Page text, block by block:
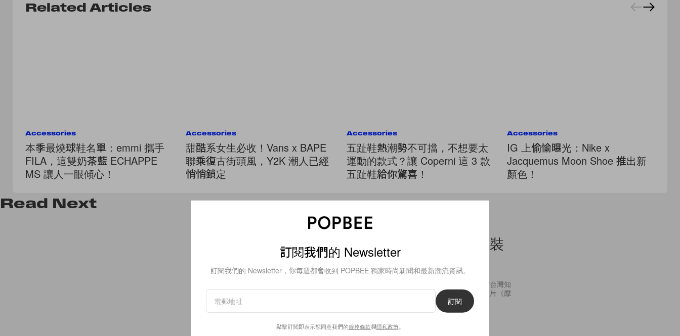
Related Articles
Accessories
本季最燒球鞋名單：emmi 攜手
FILA，這雙奶茶藍 ECHAPPE
MS 讓人一眼傾心！
Accessories
甜酷系女生必收！Vans x BAPE
聯乘復古街頭風，Y2K 潮人已經
悄悄鎖定
Accessories
五趾鞋熱潮勢不可擋，不想要太
運動的款式？讓 Coperni 這 3 款
五趾鞋給你驚喜！
Accessories
IG 上偷愉曝光：Nike x
Jacquemus Moon Shoe 推出新
顏色！
Read Next
可帥氣也可仙氣！這個新崛起的大熱女裝
品牌，幕後設計者竟是昆凌！
大部分例子是女星結婚後淡出螢光幕在家相夫教子，不過周杰倫的妻子、也是台灣知
名女星的昆凌則是反著來，結婚之後反而更加忙碌，不但先是參演了荷里活大片《摩
訂閱我們的 Newsletter
訂閱我們的 Newsletter，你每週都會收到 POPBEE 獨家時尚新聞和最新潮流資訊。
訂閱
點擊訂閱即表示您同意我們的服務條款與隱私政策